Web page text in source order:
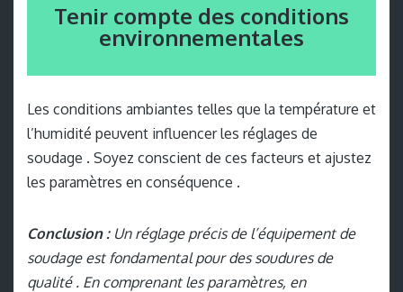
Tenir compte des conditions
environnementales
Les conditions ambiantes telles que la température et
l’humidité peuvent influencer les réglages de
soudage . Soyez conscient de ces facteurs et ajustez
les paramètres en conséquence .
Conclusion :Un réglage précis de l’équipement de
soudage est fondamental pour des soudures de
qualité . En comprenant les paramètres, en